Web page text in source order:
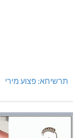
תרשיחא: פצוע מירי